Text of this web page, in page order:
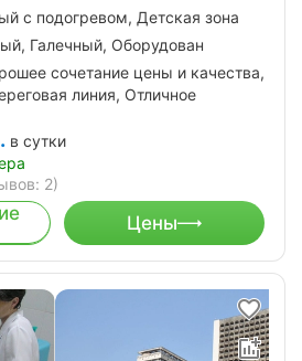
с подогревом, Детская зона
Галечный, Оборудован
сочетание цены и качества,
линия, Отличное
в сутки
2)
Цены